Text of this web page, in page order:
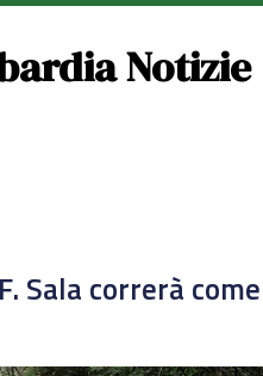
Notizie
Sala correrà come